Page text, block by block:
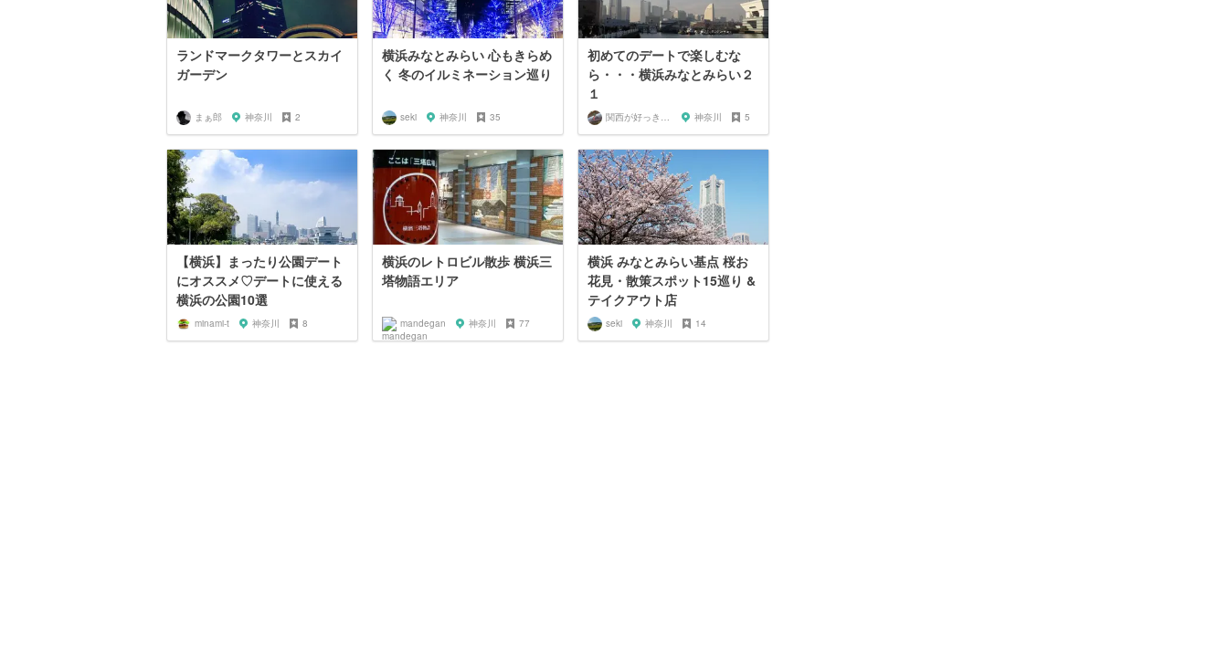
ランドマークタワーとスカイ
ガーデン
まぁ郎 神奈川 2
横浜みなとみらい 心もきらめ
く 冬のイルミネーション巡り
seki 神奈川 35
初めてのデートで楽しむな
ら・・・横浜みなとみらい２
１
関西が好っきゃねん 神奈川 5
【横浜】まったり公園デート
にオススメ♡デートに使える
横浜の公園10選
minami-t 神奈川 8
横浜のレトロビル散歩 横浜三
塔物語エリア
mandegan 神奈川 77
横浜 みなとみらい基点 桜お
花見・散策スポット15巡り &
テイクアウト店
seki 神奈川 14